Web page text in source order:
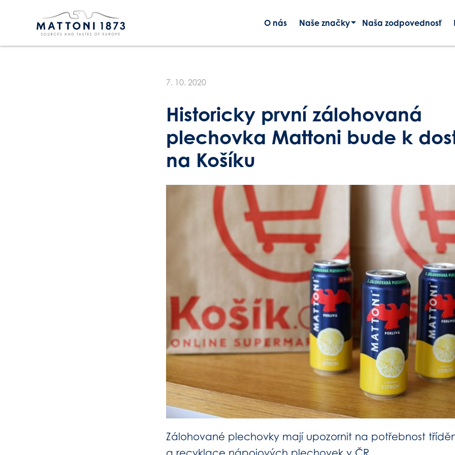
O nás Naše značky Naša zodpovednosť
7. 10. 2020
Historicky první zálohovaná
plechovka Mattoni bude k
na Košíku
Zálohované plechovky mají upozornit na potřebnost